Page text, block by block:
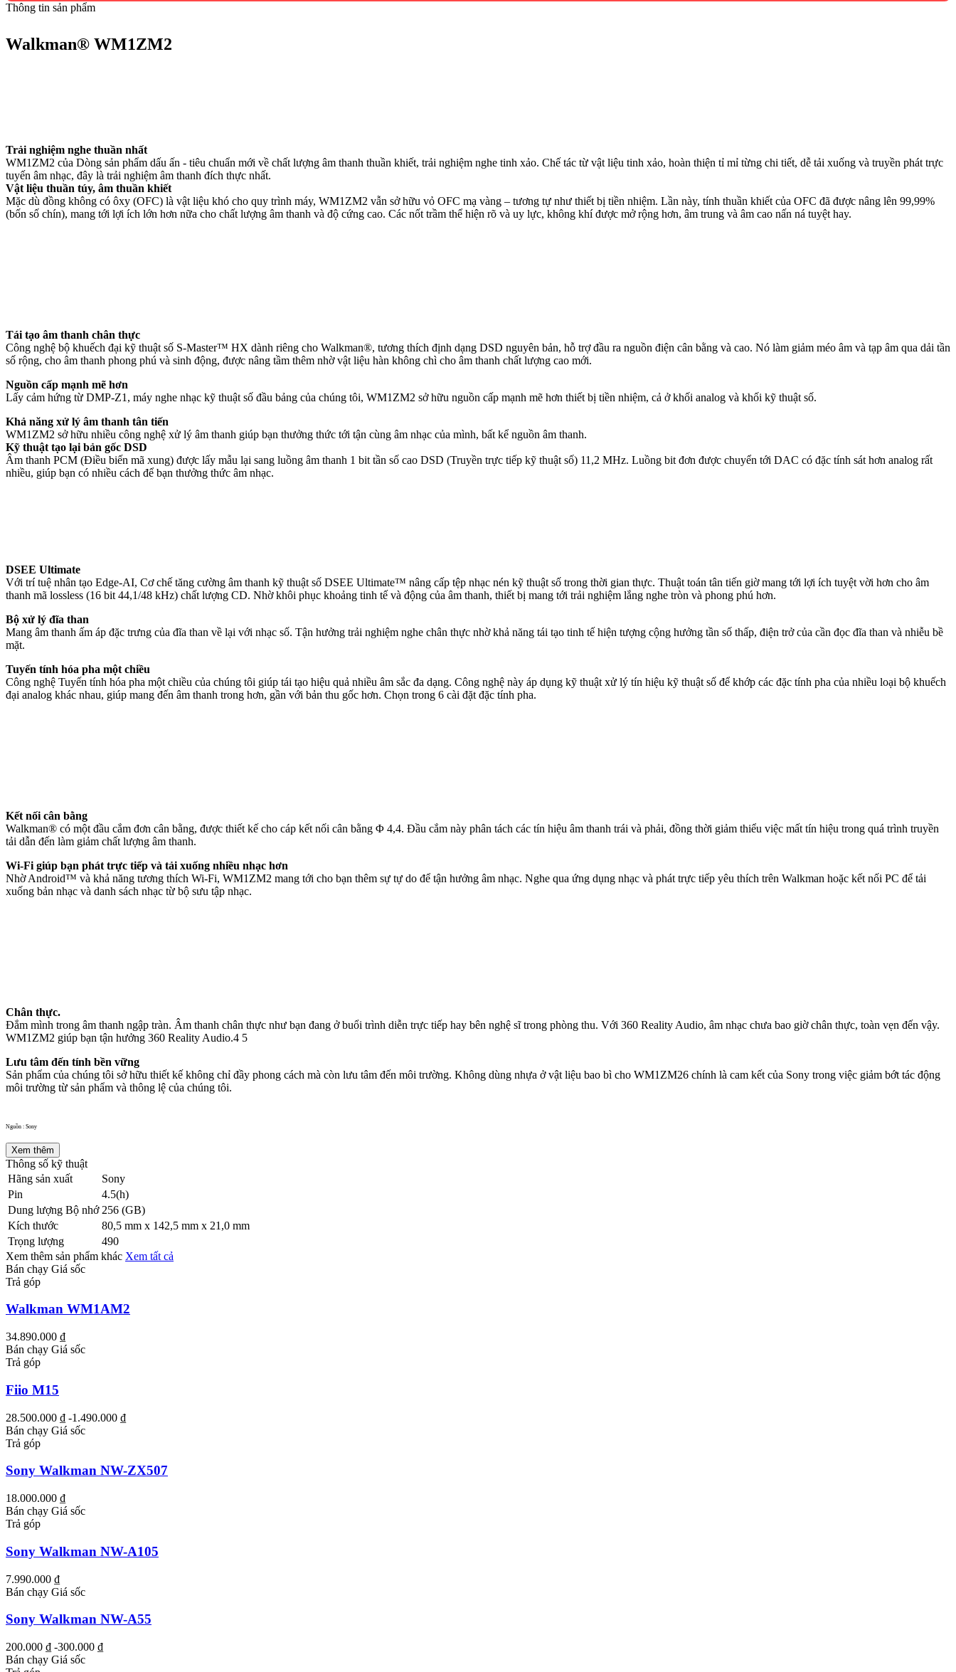
Thông tin sản phẩm
Walkman® WM1ZM2
Trải nghiệm nghe thuần nhất
WM1ZM2 của Dòng sản phẩm dấu ấn - tiêu chuẩn mới về chất lượng âm thanh thuần khiết, trải nghiệm nghe tinh xảo. Chế tác từ vật liệu tinh xảo, hoàn thiện tỉ mỉ từng chi tiết, dễ tải xuống và truyền phát trực
tuyến âm nhạc, đây là trải nghiệm âm thanh đích thực nhất.
Vật liệu thuần túy, âm thuần khiết
Mặc dù đồng không có ôxy (OFC) là vật liệu khó cho quy trình máy, WM1ZM2 vẫn sở hữu vỏ OFC mạ vàng – tương tự như thiết bị tiền nhiệm. Lần này, tính thuần khiết của OFC đã được nâng lên 99,99%
(bốn số chín), mang tới lợi ích lớn hơn nữa cho chất lượng âm thanh và độ cứng cao. Các nốt trầm thể hiện rõ và uy lực, không khí được mở rộng hơn, âm trung và âm cao nấn ná tuyệt hay.
Tái tạo âm thanh chân thực
Công nghệ bộ khuếch đại kỹ thuật số S-Master™ HX dành riêng cho Walkman®, tương thích định dạng DSD nguyên bản, hỗ trợ đầu ra nguồn điện cân bằng và cao. Nó làm giảm méo âm và tạp âm qua dải tần
số rộng, cho âm thanh phong phú và sinh động, được nâng tầm thêm nhờ vật liệu hàn không chì cho âm thanh chất lượng cao mới.
Nguồn cấp mạnh mẽ hơn
Lấy cảm hứng từ DMP-Z1, máy nghe nhạc kỹ thuật số đầu bảng của chúng tôi, WM1ZM2 sở hữu nguồn cấp mạnh mẽ hơn thiết bị tiền nhiệm, cả ở khối analog và khối kỹ thuật số.
Khả năng xử lý âm thanh tân tiến
WM1ZM2 sở hữu nhiều công nghệ xử lý âm thanh giúp bạn thưởng thức tới tận cùng âm nhạc của mình, bất kể nguồn âm thanh.
Kỹ thuật tạo lại bản gốc DSD
Âm thanh PCM (Điều biến mã xung) được lấy mẫu lại sang luồng âm thanh 1 bit tần số cao DSD (Truyền trực tiếp kỹ thuật số) 11,2 MHz. Luồng bit đơn được chuyển tới DAC có đặc tính sát hơn analog rất
nhiều, giúp bạn có nhiều cách để bạn thưởng thức âm nhạc.
DSEE Ultimate
Với trí tuệ nhân tạo Edge-AI, Cơ chế tăng cường âm thanh kỹ thuật số DSEE Ultimate™ nâng cấp tệp nhạc nén kỹ thuật số trong thời gian thực. Thuật toán tân tiến giờ mang tới lợi ích tuyệt vời hơn cho âm
thanh mã lossless (16 bit 44,1/48 kHz) chất lượng CD. Nhờ khôi phục khoảng tinh tế và động của âm thanh, thiết bị mang tới trải nghiệm lắng nghe tròn và phong phú hơn.
Bộ xử lý đĩa than
Mang âm thanh ấm áp đặc trưng của đĩa than về lại với nhạc số. Tận hưởng trải nghiệm nghe chân thực nhờ khả năng tái tạo tinh tế hiện tượng cộng hưởng tần số thấp, điện trở của cần đọc đĩa than và nhiễu bề
mặt.
Tuyến tính hóa pha một chiều
Công nghệ Tuyến tính hóa pha một chiều của chúng tôi giúp tái tạo hiệu quả nhiều âm sắc đa dạng. Công nghệ này áp dụng kỹ thuật xử lý tín hiệu kỹ thuật số để khớp các đặc tính pha của nhiều loại bộ khuếch
đại analog khác nhau, giúp mang đến âm thanh trong hơn, gần với bản thu gốc hơn. Chọn trong 6 cài đặt đặc tính pha.
Kết nối cân bằng
Walkman® có một đầu cắm đơn cân bằng, được thiết kế cho cáp kết nối cân bằng Φ 4,4. Đầu cắm này phân tách các tín hiệu âm thanh trái và phải, đồng thời giảm thiểu việc mất tín hiệu trong quá trình truyền
tải dẫn đến làm giảm chất lượng âm thanh.
Wi-Fi giúp bạn phát trực tiếp và tải xuống nhiều nhạc hơn
Nhờ Android™ và khả năng tương thích Wi-Fi, WM1ZM2 mang tới cho bạn thêm sự tự do để tận hưởng âm nhạc. Nghe qua ứng dụng nhạc và phát trực tiếp yêu thích trên Walkman hoặc kết nối PC để tải
xuống bản nhạc và danh sách nhạc từ bộ sưu tập nhạc.
Chân thực.
Đắm mình trong âm thanh ngập tràn. Âm thanh chân thực như bạn đang ở buổi trình diễn trực tiếp hay bên nghệ sĩ trong phòng thu. Với 360 Reality Audio, âm nhạc chưa bao giờ chân thực, toàn vẹn đến vậy.
WM1ZM2 giúp bạn tận hưởng 360 Reality Audio.4 5
Lưu tâm đến tính bền vững
Sản phẩm của chúng tôi sở hữu thiết kế không chỉ đầy phong cách mà còn lưu tâm đến môi trường. Không dùng nhựa ở vật liệu bao bì cho WM1ZM26 chính là cam kết của Sony trong việc giảm bớt tác động
môi trường từ sản phẩm và thông lệ của chúng tôi.
Nguồn : Sony
Xem thêm
Thông số kỹ thuật
Hãng sản xuất
Sony
Pin
4.5(h)
Dung lượng Bộ nhớ 256 (GB)
Kích thước
80,5 mm x 142,5 mm x 21,0 mm
Trọng lượng
490
Xem thêm sản phẩm khác Xem tất cả
Bán chạy Giá sốc
Trả góp
Walkman WM1AM2
34.890.000 ₫
Bán chạy Giá sốc
Trả góp
Fiio M15
28.500.000 ₫ -1.490.000 ₫
Bán chạy Giá sốc
Trả góp
Sony Walkman NW-ZX507
18.000.000 ₫
Bán chạy Giá sốc
Trả góp
Sony Walkman NW-A105
7.990.000 ₫
Bán chạy Giá sốc
Sony Walkman NW-A55
200.000 ₫ -300.000 ₫
Bán chạy Giá sốc